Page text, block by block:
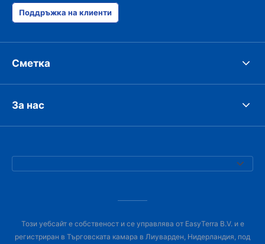
Поддръжка на клиенти
Сметка
За нас
Този уебсайт е собственост и се управлява от EasyTerra B.V. и е
регистриран в Търговската камара в Лиуварден, Нидерландия, под